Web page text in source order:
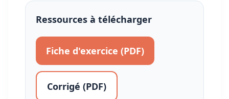
Ressources à télécharger
Fiche d'exercice (PDF)
Corrigé (PDF)